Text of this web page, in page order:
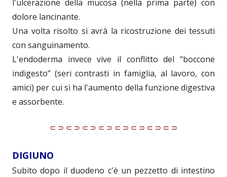
l'ulcerazione della mucosa (nella prima parte) con
dolore lancinante.
Una volta risolto si avrà la ricostruzione dei tessuti
con sanguinamento.
L'endoderma invece vive il conflitto del “boccone
indigesto” (seri contrasti in famiglia, al lavoro, con
amici) per cui si ha l'aumento della funzione digestiva
e assorbente.
⸦⸧⸦⸧⸦⸧⸦⸧⸦⸧⸦⸧⸦⸧⸦⸧
DIGIUNO
Subito dopo il duodeno c'è un pezzetto di intestino